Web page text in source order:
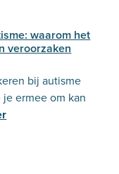
waarom het
veroorzaken
bij autisme
ermee om kan